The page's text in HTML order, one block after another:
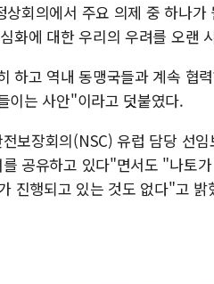
회의에서 주요 의제 중 하나
화에 대한 우리의 우려를 오랜
하고 역내 동맹국들과 계속 협
이는 사안"이라고 덧붙였다.
보장회의(NSC) 유럽 담당 선
공유하고 있다"면서도 "나토
진행되고 있는 것도 없다"고 밝